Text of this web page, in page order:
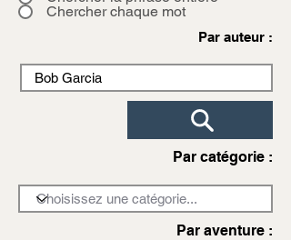
Chercher chaque mot
Par auteur :
Par catégorie :
Par aventure :